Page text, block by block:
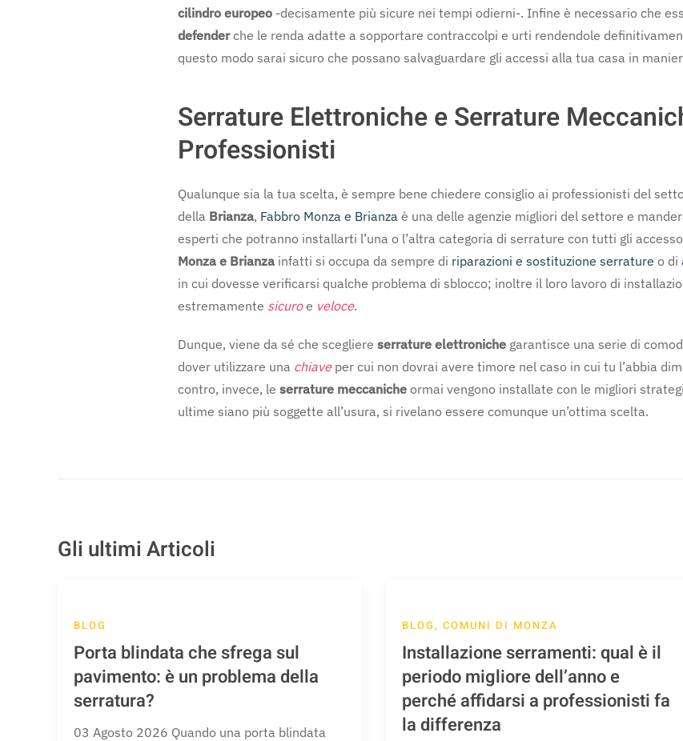
cilindro europeo -decisamente più sicure nei tempi odierni-. Infine è necessario che
defenderche le renda adatte a sopportare contraccolpi e urti rendendole
questo modo sarai sicuro che possano salvaguardare gli accessi alla tua casa in
Serrature Elettroniche e Serrature
Professionisti
Qualunque sia la tua scelta, è sempre bene chiedere consiglio ai professionisti del
della Brianza, Fabbro Monza e Brianza è una delle agenzie migliori del settore e
esperti che potranno installarti l’una o l’altra categoria di serrature con tutti gli
Monza e Brianza infatti si occupa da sempre di riparazioni e sostituzione serrature o di
in cui dovesse verificarsi qualche problema di sblocco; inoltre il loro lavoro di
estremamente sicuroe veloce.
Dunque, viene da sé che scegliere serrature elettroniche garantisce una serie di
dover utilizzare una chiaveper cui non dovrai avere timore nel caso in cui tu l’abbia
contro, invece, le serrature meccaniche ormai vengono installate con le migliori
ultime siano più soggette all’usura, si rivelano essere comunque un’ottima scelta.
Gli ultimi Articoli
BLOG
Porta blindata che sfrega sul
pavimento: è un problema della
serratura?
03 Agosto 2026 Quando una porta blindata
BLOG, COMUNI DI MONZA
Installazione serramenti: qual è il
periodo migliore dell’anno e
perché affidarsi a professionisti fa
la differenza